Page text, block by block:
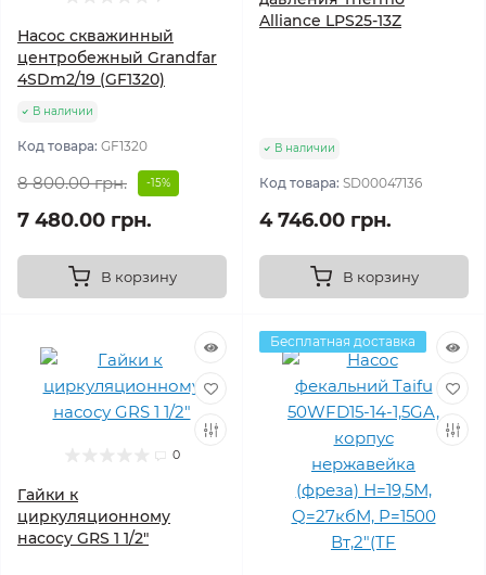
Насос скважинный
центробежный Grandfar
4SDm2/19 (GF1320)
В наличии
Код товара: GF1320
8 800.00 грн. -15%
7 480.00 грн.
В корзину
Alliance LPS25-13Z
В наличии
Код товара: SD00047136
4 746.00 грн.
В корзину
0
Гайки к
циркуляционному
насосу GRS 1 1/2"
Бесплатная доставка